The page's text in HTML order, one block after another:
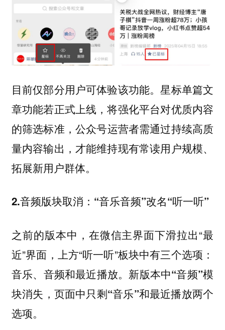
目前仅部分用户可体验该功能。星标单篇文
章功能若正式上线，将强化平台对优质内容
的筛选标准， 公众号运营者需通过持续高质
量内容输出，才能维持现有常读用户规模、
拓展新用户群体。
2.音频版块取消：“音乐音频”改名“听一听”
之前的版本中，在微信主界面下滑拉出“最
近”界面，上方“听一听”板块中有三个选项：
音乐、音频和最近播放。 新版本中“音频”模
块消失，页面中只剩“音乐”和最近播放两个
选项。